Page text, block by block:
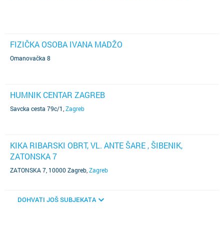
FIZIČKA OSOBA IVANA MADŽO
Omanovačka 8
HUMNIK CENTAR ZAGREB
Savcka cesta 79c/1 Zagreb
KIKA RIBARSKI OBRT, VL. ANTE ŠARE , ŠIBENIK,
ZATONSKA 7
ZATONSKA 7, 10000 Zagreb Zagreb
DOHVATI JOŠ SUBJEKATA